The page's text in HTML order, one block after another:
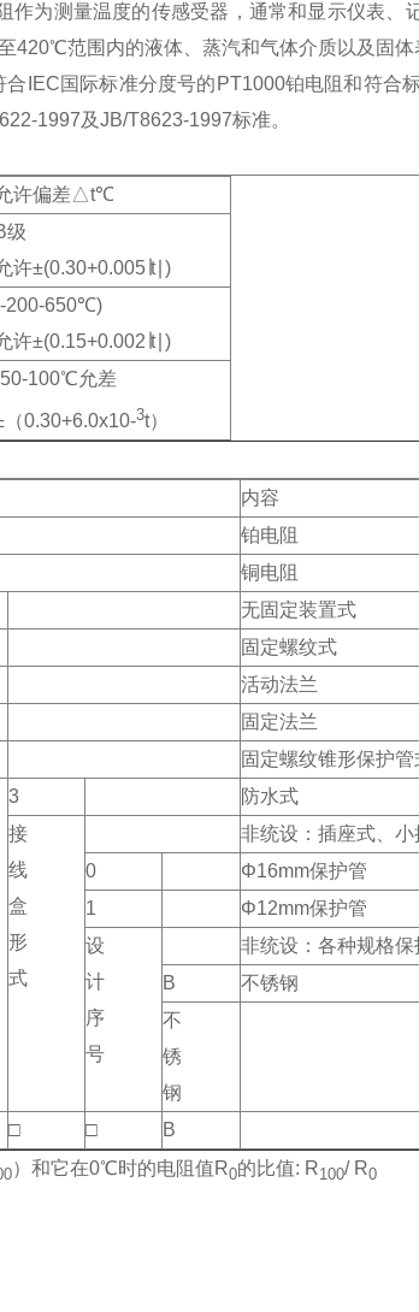
作为测量温度的传感受器，通常和显示仪表、
420℃范围内的液体、蒸汽和气体介质以及固体
IEC国际标准分度号的PT1000铂电阻和符合
1997及JB/T8623-1997标准。
许偏差△t℃
级
许±(0.30+0.005∣t∣)
200-650℃)
许±(0.15+0.002∣t∣)
100℃允差
（0.30+6.0x10-3t）
内容
铂电阻
铜电阻
无固定装置式
固定螺纹式
活动法兰
固定法兰
固定螺纹锥形保护管
3
防水式
接
线
盒
形
式
非统设：插座式、
0
Φ16mm保护管
1
Φ12mm保护管
设
计
序
号
非统设：各种规格保
B
不锈钢
不
锈
钢
□ □
B
）和它在0℃时的电阻值R0的比值: R100/ R0